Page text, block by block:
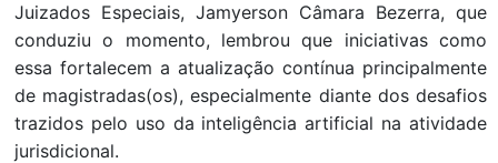
Juizados Especiais, Jamyerson Câmara Bezerra, que
conduziu o momento, lembrou que iniciativas como
essa fortalecem a atualização contínua principalmente
de magistradas(os), especialmente diante dos desafios
trazidos pelo uso da inteligência artificial na atividade
jurisdicional.